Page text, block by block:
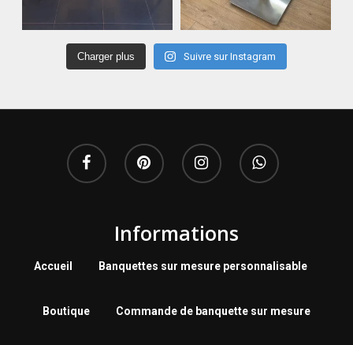
Charger plus Suivre sur Instagram
Informations
Accueil Banquettes sur mesure personnalisable
Boutique Commande de banquette sur mesure